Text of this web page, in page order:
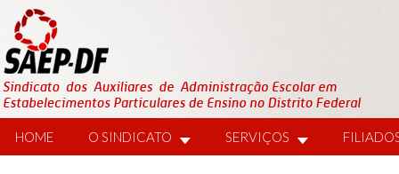
HOME O SINDICATO SERVIÇOS